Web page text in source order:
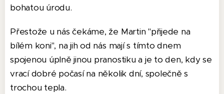
bohatou úrodu.
Přestože u nás čekáme, že Martin "přijede na
bílém koni", na jih od nás mají s tímto dnem
spojenou úplně jinou pranostiku a je to den, kdy se
vrací dobré počasí na několik dní, společně s
trochou tepla.